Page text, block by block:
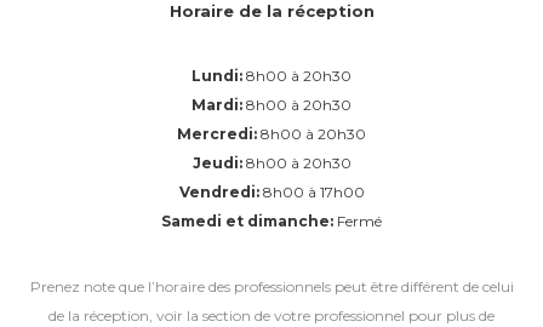
Horaire de la réception
Lundi: 8h00 à 20h30
Mardi: 8h00 à 20h30
Mercredi: 8h00 à 20h30
Jeudi: 8h00 à 20h30
Vendredi: 8h00 à 17h00
Samedi et dimanche: Fermé
Prenez note que l’horaire des professionnels peut être différent de celui
de la réception, voir la section de votre professionnel pour plus de